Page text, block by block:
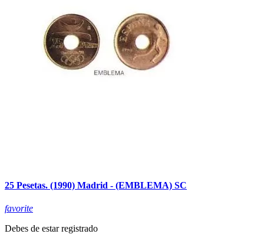
25 Pesetas. (1990) Madrid - (EMBLEMA) SC
favorite
Debes de estar registrado